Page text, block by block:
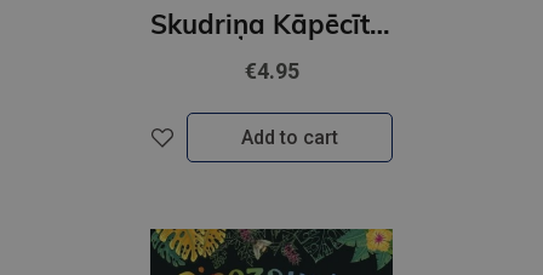
Skudriņa Kāpēcīte. Burti
€4.95
Add to cart